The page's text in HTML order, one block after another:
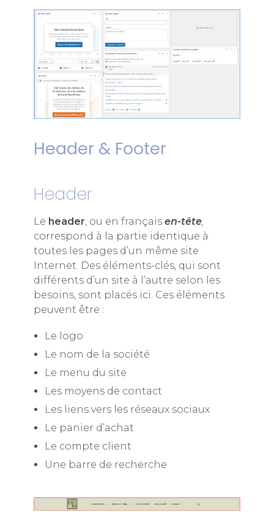
Header & Footer
Header
Le header, ou en français en-tête,
correspond à la partie identique à
toutes les pages d’un même site
Internet. Des éléments-clés, qui sont
différents d’un site à l’autre selon les
besoins, sont placés ici. Ces éléments
peuvent être :
Le logo
Le nom de la société
Le menu du site
Les moyens de contact
Les liens vers les réseaux sociaux
Le panier d’achat
Le compte client
Une barre de recherche